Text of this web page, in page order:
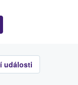
události